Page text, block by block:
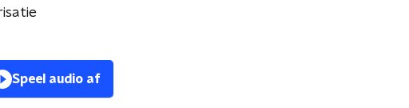
Speel audio af